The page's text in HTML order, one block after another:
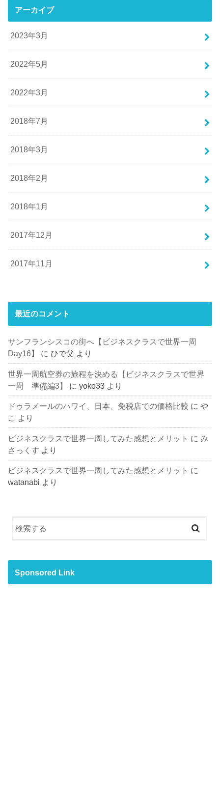
アーカイブ
2023年3月
2022年5月
2022年3月
2018年7月
2018年3月
2018年2月
2018年1月
2017年12月
2017年11月
最近のコメント
サンフランシスコの街へ【ビジネスクラスで世界一周
Day16】
に ひで父 より
世界一周航空券の旅程を決める【ビジネスクラスで世界
一周 準備編3】
にyoko33 より
ドゥラメールのハワイ、日本、免税店での価格比較 にや
こ より
ビジネスクラスで世界一周してみた感想とメリット に み
さっくす より
ビジネスクラスで世界一周してみた感想とメリット に
watanabi より
Sponsored Link